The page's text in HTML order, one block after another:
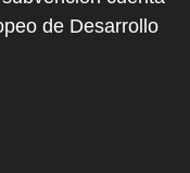
de Desarrollo